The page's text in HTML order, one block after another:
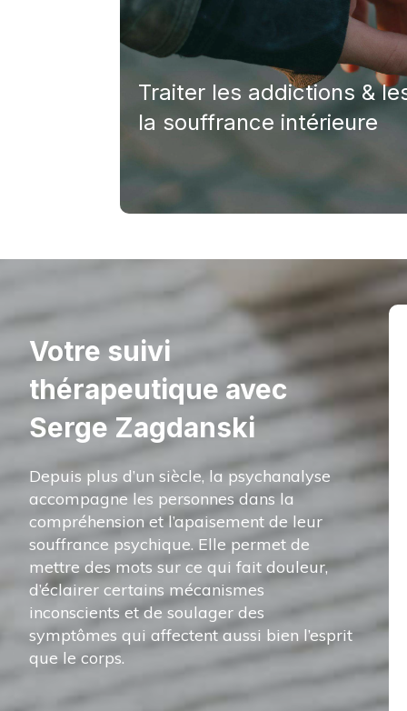
Traiter les addictions &
la souffrance intérieure
relèvent pas d’un manque de
fréquemment des tentatives
une douleur intérieure.
Troubles alimentaires et sexuels.
Obsessions, phobies et troubles
Manifestations physiques
organique apparente.
Votre suivi
thérapeutique avec
Serge Zagdanski
Depuis plus d’un siècle, la psychanalyse
accompagne les personnes dans la
compréhension et l’apaisement de leur
souffrance psychique. Elle permet de
mettre des mots sur ce qui fait douleur,
d’éclairer certains mécanismes
inconscients et de soulager des
symptômes qui affectent aussi bien l’esprit
que le corps.